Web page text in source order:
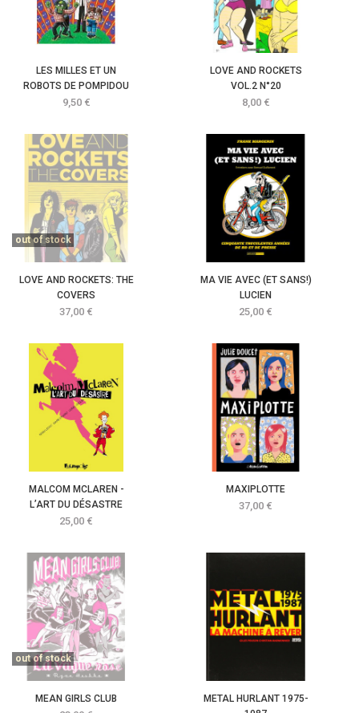
LES MILLES ET UN
ROBOTS DE POMPIDOU
Prix
9,50 €
LOVE AND ROCKETS
VOL.2 N°20
Prix
8,00 €
out of stock
LOVE AND ROCKETS: THE
COVERS
Prix
37,00 €
MA VIE AVEC (ET SANS!)
LUCIEN
Prix
25,00 €
MALCOM MCLAREN -
L’ART DU DÉSASTRE
Prix
25,00 €
MAXIPLOTTE
Prix
37,00 €
out of stock
MEAN GIRLS CLUB
METAL HURLANT 1975-